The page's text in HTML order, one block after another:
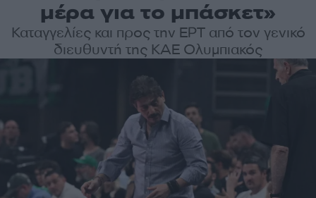
μέρα για το μπάσκετ»
Καταγγελίες και προς την ΕΡΤ από τον γενικό
διευθυντή της ΚΑΕ Ολυμπιακός